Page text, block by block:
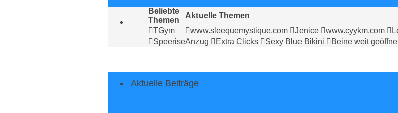
Beliebte
Themen
Aktuelle Themen
TGym
Speerise
www.sleequemystique.com Jenice www.cyykm.com
Anzug
Extra Clicks Sexy Blue Bikini Beine weit
Aktuelle Beiträge